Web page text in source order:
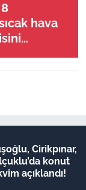
hava
Cirikpınar,
konut
açıklandı!